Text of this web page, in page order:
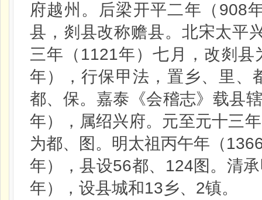
府越州。后梁开平二年（ 908
县，剡县改称赡县。北宋太平
三年（ 1121年）七月，改剡县
年），行保甲法，置乡、里、
都、保。嘉泰《会稽志》载县
年），属绍兴府。元至元十三
为都、图。明太祖丙午年（
年），县设56都、 124图。清
年），设县城和13乡、 2镇。